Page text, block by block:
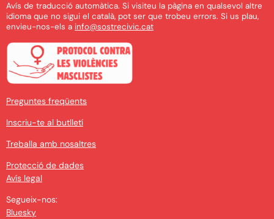
Avís de traducció automàtica. Si visiteu la pàgina en qualsevol altre
idioma que no sigui el català, pot ser que trobeu errors. Si us plau,
envieu-nos-els a info@sostrecivic.cat
Preguntes freqüents
Inscriu-te al butlletí
Treballa amb nosaltres
Protecció de dades
Avís legal
Segueix-nos:
Bluesky